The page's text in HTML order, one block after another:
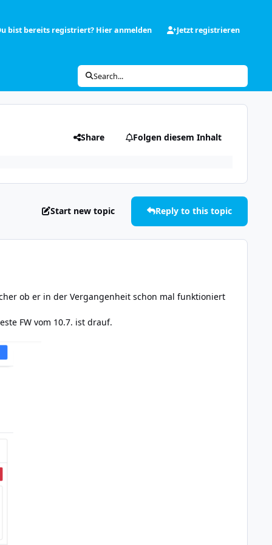
bist bereits registriert? Hier anmelden Jetzt registrieren
Search...
Share Folgen diesem Inhalt
Start new topic Reply to this topic
ob er in der Vergangenheit schon mal funktioniert
FW vom 10.7. ist drauf.